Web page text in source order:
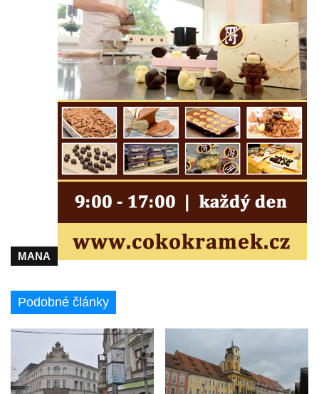
MANA
Podobné články